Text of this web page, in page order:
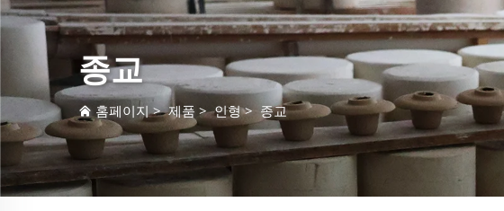
종교
홈페이지>제품 >인형> 종교